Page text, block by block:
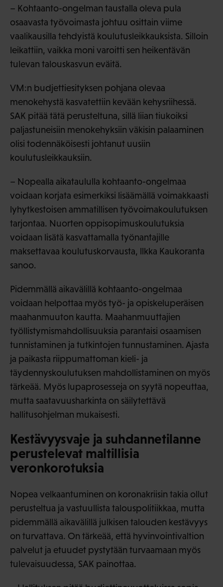
– Kohtaanto-ongelman taustalla oleva pula
osaavasta työvoimasta johtuu osittain viime
vaalikausilla tehdyistä koulutusleikkauksista. Silloin
leikattiin, vaikka moni varoitti sen heikentävän
tulevan talouskasvun eväitä.
VM:n budjettiesityksen pohjana olevaa
menokehystä kasvatettiin kevään kehysriihessä.
SAK pitää tätä perusteltuna, sillä liian tiukoiksi
paljastuneisiin menokehyksiin väkisin palaaminen
olisi todennäköisesti johtanut uusiin
koulutusleikkauksiin.
– Nopealla aikataululla kohtaanto-ongelmaa
voidaan korjata esimerkiksi lisäämällä voimakkaasti
lyhytkestoisen ammatillisen työvoimakoulutuksen
tarjontaa. Nuorten oppisopimuskoulutuksia
voidaan lisätä kasvattamalla työnantajille
maksettavaa koulutuskorvausta, llkka Kaukoranta
sanoo.
Pidemmällä aikavälillä kohtaanto-ongelmaa
voidaan helpottaa myös työ- ja opiskeluperäisen
maahanmuuton kautta. Maahanmuuttajien
työllistymismahdollisuuksia parantaisi osaamisen
tunnistaminen ja tutkintojen tunnustaminen. Ajasta
ja paikasta riippumattoman kieli- ja
täydennyskoulutuksen mahdollistaminen on myös
tärkeää. Myös lupaprosesseja on syytä nopeuttaa,
mutta saatavuusharkinta on säilytettävä
hallitusohjelman mukaisesti.
Kestävyysvaje ja suhdannetilanne
perustelevat maltillisia
veronkorotuksia
Nopea velkaantuminen on koronakriisin takia ollut
perusteltua ja vastuullista talouspolitiikkaa, mutta
pidemmällä aikavälillä julkisen talouden kestävyys
on turvattava. On tärkeää, että hyvinvointivaltion
palvelut ja etuudet pystytään turvaamaan myös
tulevaisuudessa, SAK painottaa.